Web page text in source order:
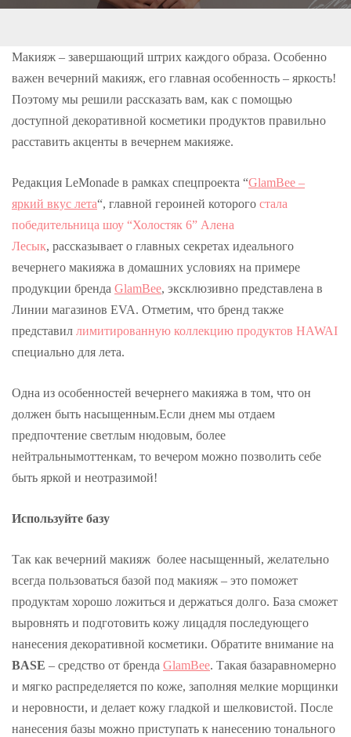
e
k
t
g
n
s
Макияж – завершающий штрих каждого образа. Особенно
важен вечерний макияж, его главная особенность – яркость!
Поэтому мы решили рассказать вам, как с помощью
доступной декоративной косметики продуктов правильно
расставить акценты в вечернем макияже.
Редакция LeMonade в рамках спецпроекта “GlamBee –
яркий вкус лета“, главной героиней которого стала
победительница шоу “Холостяк 6” Алена
Лесык, рассказывает о главных секретах идеального
вечернего макияжа в домашних условиях на примере
продукции бренда GlamBee, эксклюзивно представлена в
Линии магазинов EVA. Отметим, что бренд также
представил лимитированную коллекцию продуктов HAWAI
специально для лета.
Одна из особенностей вечернего макияжа в том, что он
должен быть насыщенным.Если днем мы отдаем
предпочтение светлым нюдовым, более
нейтральнымоттенкам, то вечером можно позволить себе
быть яркой и неотразимой!
Используйте базу
Так как вечерний макияж более насыщенный, желательно
всегда пользоваться базой под макияж – это поможет
продуктам хорошо ложиться и держаться долго. База сможет
выровнять и подготовить кожу лицадля последующего
нанесения декоративной косметики. Обратите внимание на
BASE – средство от бренда GlamBee. Такая базаравномерно
и мягко распределяется по коже, заполняя мелкие морщинки
и неровности, и делает кожу гладкой и шелковистой. После
нанесения базы можно приступать к нанесению тонального